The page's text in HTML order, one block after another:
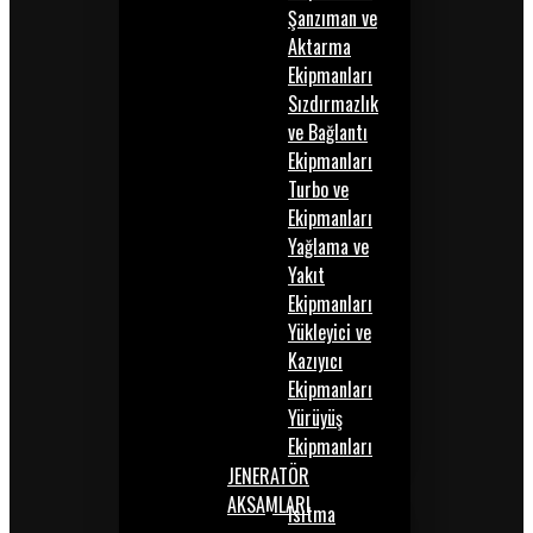
Şanzıman ve
Aktarma
Ekipmanları
Sızdırmazlık
ve Bağlantı
Ekipmanları
Turbo ve
Ekipmanları
Yağlama ve
Yakıt
Ekipmanları
Yükleyici ve
Kazıyıcı
Ekipmanları
Yürüyüş
Ekipmanları
JENERATÖR
AKSAMLARIIsıtma